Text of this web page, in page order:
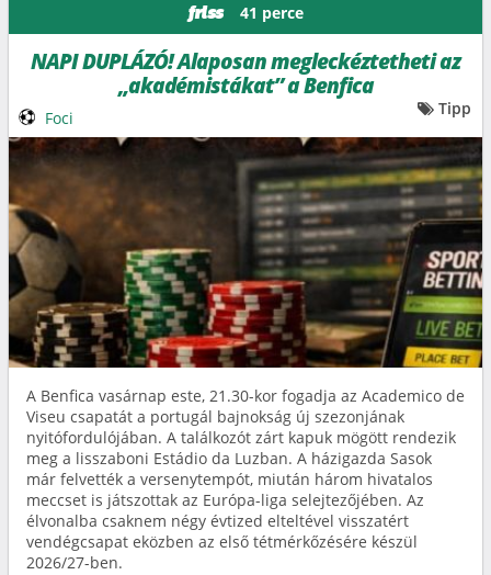
friss 41 perce
NAPI DUPLÁZÓ! Alaposan megleckéztetheti az
„akadémistákat” a Benfica
A Benfica vasárnap este, 21.30-kor fogadja az Academico de
Viseu csapatát a portugál bajnokság új szezonjának
nyitófordulójában. A találkozót zárt kapuk mögött rendezik
meg a lisszaboni Estádio da Luzban. A házigazda Sasok
már felvették a versenytempót, miután három hivatalos
meccset is játszottak az Európa-liga selejtezőjében. Az
élvonalba csaknem négy évtized elteltével visszatért
vendégcsapat eközben az első tétmérkőzésére készül
2026/27-ben.
Foci Tipp